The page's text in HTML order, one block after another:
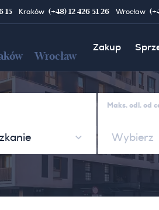
15 Kraków (+48) 12 426 51 26 Wrocław
Wrocław
Zakup
Maks. odl. od
Wybierz